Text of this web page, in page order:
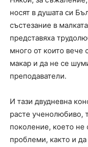
носят в душата си
състезание в
представяха
много от които вече
макар и да не се
преподаватели.
И тази двудневна
расте ученолюбиво,
поколение, което не
проблеми, както и